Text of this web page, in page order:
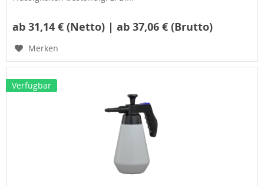
ab 31,14 € (Netto) | ab 37,06 € (Brutto)
Merken
Verfügbar